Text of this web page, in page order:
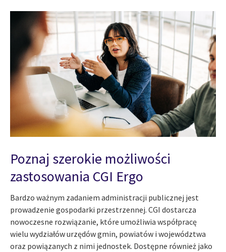
Poznaj szerokie możliwości
zastosowania CGI Ergo
Bardzo ważnym zadaniem administracji publicznej jest
prowadzenie gospodarki przestrzennej. CGI dostarcza
nowoczesne rozwiązanie, które umożliwia współpracę
wielu wydziałów urzędów gmin, powiatów i województwa
oraz powiązanych z nimi jednostek. Dostępne również jako